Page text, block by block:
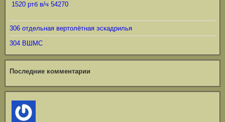
1520 ртб в/ч 54270
306 отдельная вертолётная эскадрилья
304 ВШМС
Последние комментарии